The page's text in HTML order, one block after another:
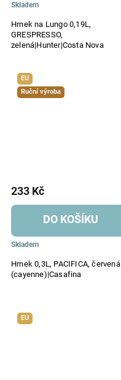
Hrnek na Lungo 0,19L,
GRESPRESSO,
zelená|Hunter|Costa Nova
Skladem
EU
Ruční výroba
Hrnek 0,3L, PACIFICA, červená
(cayenne)|Casafina
Skladem
233 Kč
DO KOŠÍKU
EU